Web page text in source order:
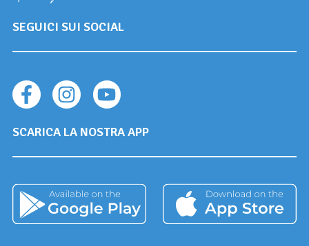
SEGUICI SUI SOCIAL
SCARICA LA NOSTRA APP